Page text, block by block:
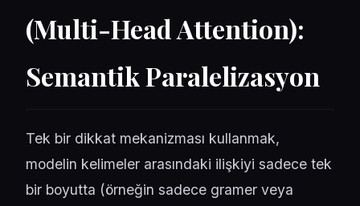
(Multi-Head Attention):
Semantik Paralelizasyon
Tek bir dikkat mekanizması kullanmak,
modelin kelimeler arasındaki ilişkiyi sadece tek
bir boyutta (örneğin sadece gramer veya